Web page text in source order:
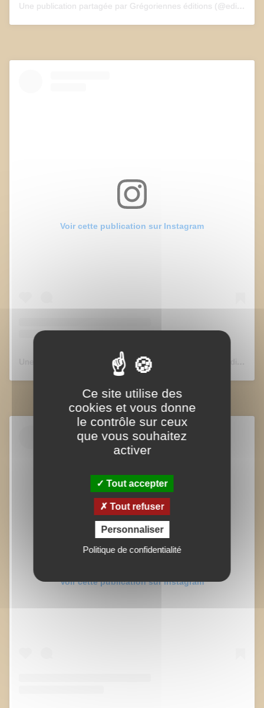
Une publication partagée par Grégoriennes éditions (@edition_gregoriennes)
Voir cette publication sur Instagram
Voir cette publication sur Instagram
Ce site utilise des
cookies et vous donne
le contrôle sur ceux
que vous souhaitez
activer
Tout accepter
Tout refuser
Personnaliser
Politique de confidentialité